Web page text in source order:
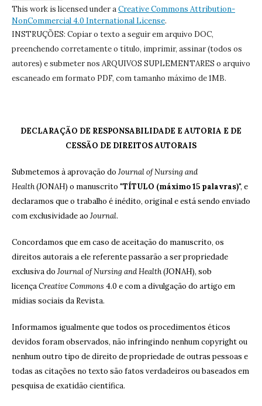
This work is licensed under aCreative Commons Attribution-
NonCommercial 4.0 International License.
INSTRUÇÕES: Copiar o texto a seguir em arquivo DOC,
preenchendo corretamente o título, imprimir, assinar (todos os
autores) e submeter nos ARQUIVOS SUPLEMENTARES o arquivo
escaneado em formato PDF, com tamanho máximo de 1MB.
DECLARAÇÃO DE RESPONSABILIDADE E AUTORIA E DE
CESSÃO DE DIREITOS AUTORAIS
Submetemos à aprovação do Journal of Nursing and
Health(JONAH) o manuscrito "TÍTULO (máximo 15 palavras)", e
declaramos que o trabalho é inédito, original e está sendo enviado
com exclusividade ao Journal.
Concordamos que em caso de aceitação do manuscrito, os
direitos autorais a ele referente passarão a ser propriedade
exclusiva do Journal of Nursing and Health(JONAH), sob
licençaCreative Commons 4.0 e com a divulgação do artigo em
mídias sociais da Revista.
Informamos igualmente que todos os procedimentos éticos
devidos foram observados, não infringindo nenhum copyright ou
nenhum outro tipo de direito de propriedade de outras pessoas e
todas as citações no texto são fatos verdadeiros ou baseados em
pesquisa de exatidão científica.